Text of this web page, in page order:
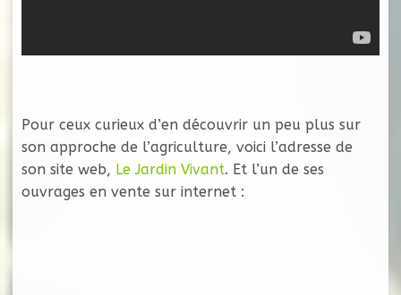
Pour ceux curieux d’en découvrir un peu plus sur
son approche de l’agriculture, voici l’adresse de
son site web, Le Jardin Vivant. Et l’un de ses
ouvrages en vente sur internet :